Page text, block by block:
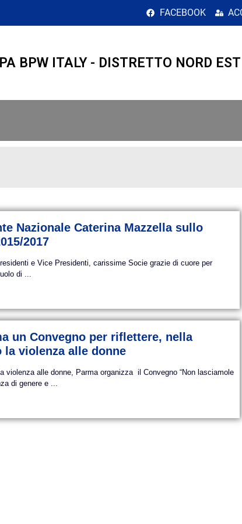
2015</span>
FACEBOOK
BPW ITALY - DISTRETTO NORD EST
Nazionale Caterina Mazzella sullo
2017
e Vice Presidenti, carissime Socie grazie di cuore per
di ...
un Convegno per riflettere, nella
violenza alle donne
violenza alle donne, Parma organizza il Convegno “Non lasciamole
di genere e ...